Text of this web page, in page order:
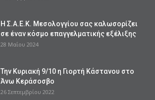
Η Σ.Α.Ε.Κ. Μεσολογγίου σας καλωσορίζει
σε έναν κόσμο επαγγελματικής εξέλιξης
28 Μαΐου 2024
Την Κυριακή 9/10 η Γιορτή Κάστανου στο
Άνω Κεράσοσβο
26 Σεπτεμβρίου 2022